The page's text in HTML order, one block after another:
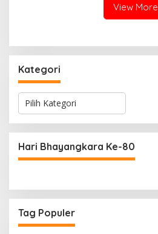
View More
Kategori
K
e
g
o
r
Hari Bhayangkara Ke-80
Tag Populer